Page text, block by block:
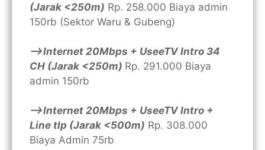
(Jarak <250m) Rp. 258.000 Biaya admin
150rb (Sektor Waru & Gubeng)
—>Internet 20Mbps + UseeTV Intro 34
CH (Jarak <250m) Rp. 291.000 Biaya
admin 150rb
—>Internet 20Mbps + UseeTV Intro +
Line tlp (Jarak <500m) Rp. 308.000
Biaya Admin 75rb